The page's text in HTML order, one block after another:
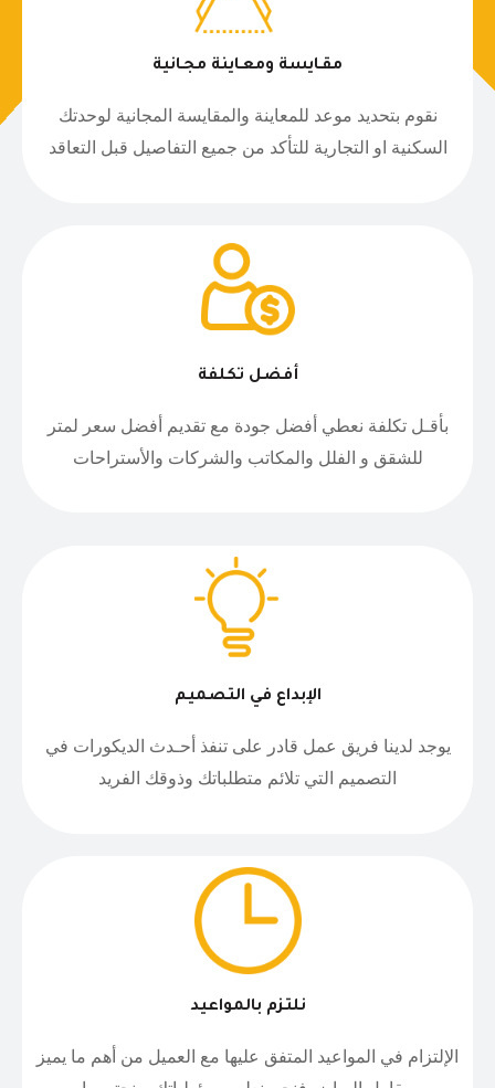
مقـايسة ومعـاينة مجـانية
نقوم بتحديد موعد للمعاينة والمقايسة المجانية لوحدتك
السكنية او التجارية للتأكد من جميع التفاصيل قبل التعاقد
أفضل تكلفة
بأقـل تكلفة نعطي أفضل جودة مع تقديم أفضل سعر لمتر
للشقق و الفلل والمكاتب والشركات والأستراحات
الإبداع في التصميم
يوجد لدينا فريق عمل قادر على تنفذ أحـدث الديكورات في
التصميم التي تلائم متطلباتك وذوقك الفريد
نلتزم بالمواعيد
الإلتزام في المواعيد المتفق عليها مع العميل من أهم ما يميز